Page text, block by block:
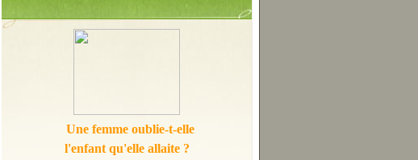
Une femme oublie-t-elle
l'enfant qu'elle allaite ?